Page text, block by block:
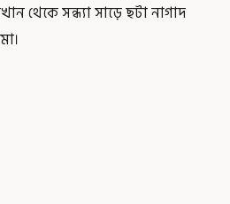
থেকে সন্ধ্যা সাড়ে ছটা নাগাদ